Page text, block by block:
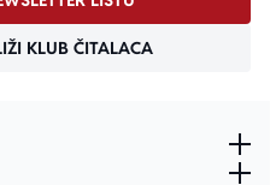
KLUB ČITALACA